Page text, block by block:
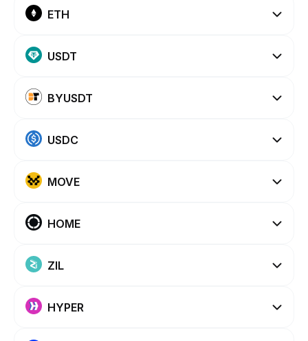
ETH
USDT
BYUSDT
USDC
MOVE
HOME
ZIL
HYPER